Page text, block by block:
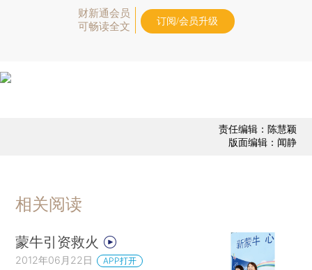
财新通会员
可畅读全文
订阅/会员升级
责任编辑：陈慧颖
版面编辑：闻静
相关阅读
蒙牛引资救火
2012年06月22日 APP打开